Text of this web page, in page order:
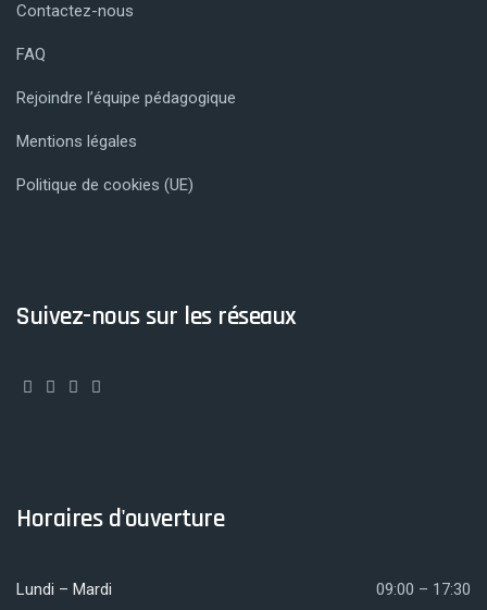
Contactez-nous
FAQ
Rejoindre l’équipe pédagogique
Mentions légales
Politique de cookies (UE)
Suivez-nous sur les réseaux
Horaires d'ouverture
Lundi – Mardi 09:00 – 17:30